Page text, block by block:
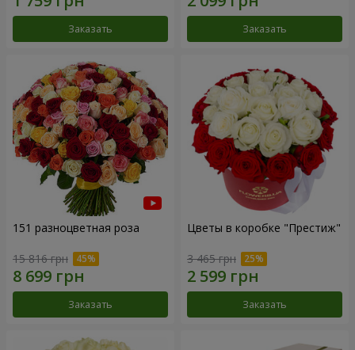
Заказать Заказать
151 разноцветная роза
15 816 грн
Заказать
Цветы в коробке "Престиж"
3 465 грн
Заказать